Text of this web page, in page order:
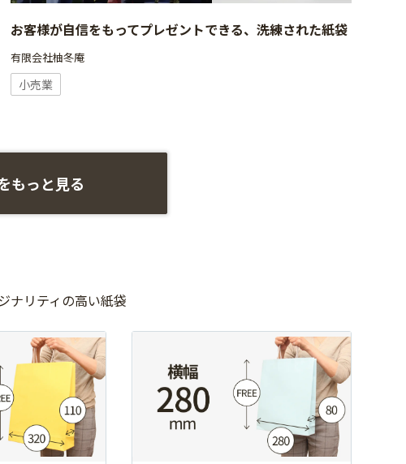
お客様が自信をもってプレゼントできる、洗練された紙袋
有限会社柚冬庵
小売業
もっと見る
ナリティの高い紙袋